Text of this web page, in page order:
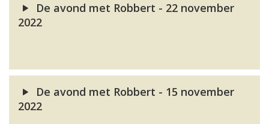
De avond met Robbert - 22 november
2022
De avond met Robbert - 15 november
2022